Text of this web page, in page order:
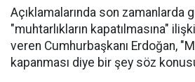
Açıklamalarında son zamanlarda
"muhtarlıkların kapatılmasına"
veren Cumhurbaşkanı Erdoğan,
kapanması diye bir şey söz